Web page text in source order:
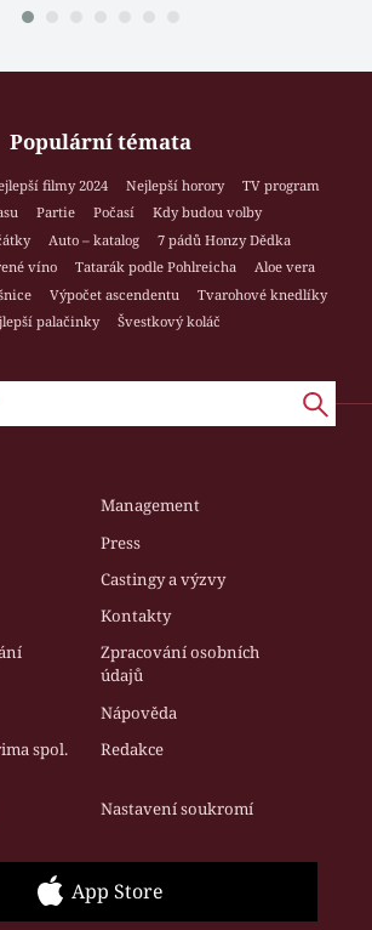
Populární témata
filmy 2024 Nejlepší horory
TV program
Partie Počasí
Kdy budou volby
Auto – katalog
7 pádů Honzy Dědka
víno Tatarák podle Pohlreicha
Aloe vera
Výpočet ascendentu
Tvarohové knedlíky
palačinky
Švestkový koláč
Management
Press
Castingy a výzvy
Kontakty
Zpracování osobních
údajů
Nápověda
spol.
Redakce
Nastavení soukromí
App Store